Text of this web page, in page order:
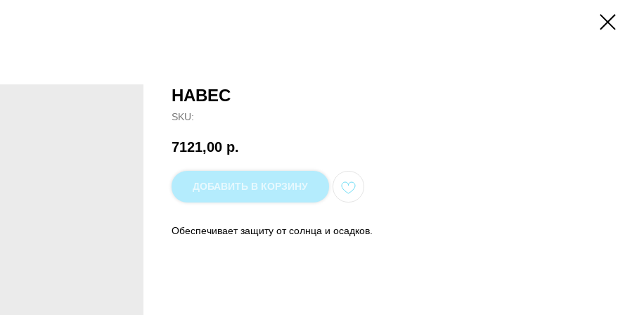
НАВЕС
SKU:
7121,00 р.
ДОБАВИТЬ В КОРЗИНУ
Обеспечивает защиту от солнца и осадков.